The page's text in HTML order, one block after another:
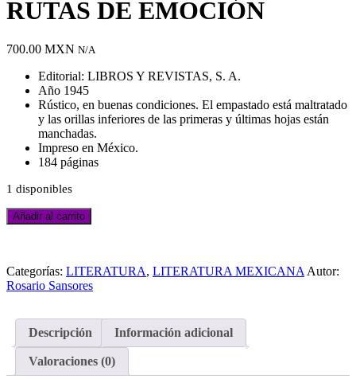
RUTAS DE EMOCIÓN
700.00 MXN N/A
Editorial: LIBROS Y REVISTAS, S. A.
Año 1945
Rústico, en buenas condiciones. El empastado está maltratado
y las orillas inferiores de las primeras y últimas hojas están
manchadas.
Impreso en México.
184 páginas
1 disponibles
SANSORES
ROSARIO.
EMOCIÓN
cantidad
Añadir al carrito
a
deseos
Categorías: LITERATURA, LITERATURA MEXICANA Autor:
Rosario Sansores
Descripción Información adicional
Valoraciones (0)